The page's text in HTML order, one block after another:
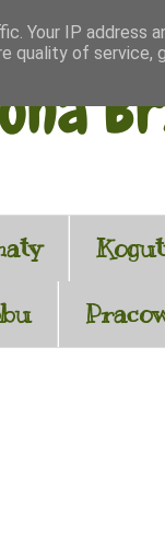
Your IP address
quality of service,